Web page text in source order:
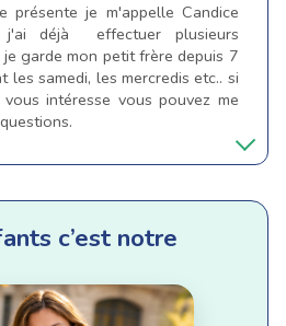
présente je m'appelle Candice
déjà effectuer plusieurs
garde mon petit frère depuis 7
les samedi, les mercredis etc.. si
intéresse vous pouvez me
c’est notre